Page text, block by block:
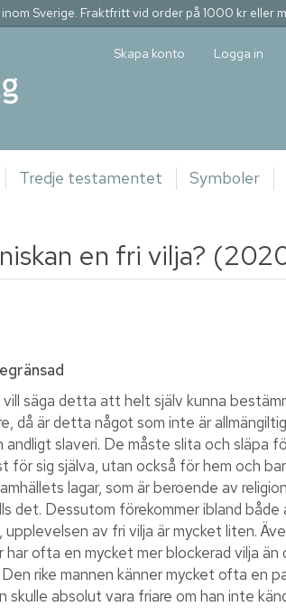
Sverige. Fraktfritt vid order på 1000 kr eller
Skapa konto Logga in
Tredje testamentet Symboler
en fri vilja?
säga detta att helt själv kunna
då är detta något som inte är
slaveri. De måste slita och släpa
sig själva, utan också för hem och
lagar, som är beroende av
det. Dessutom förekommer ibland både
av fri vilja är mycket liten.
ofta en mycket mer blockerad vilja
rike mannen känner mycket ofta en
skulle absolut vara friare om han inte